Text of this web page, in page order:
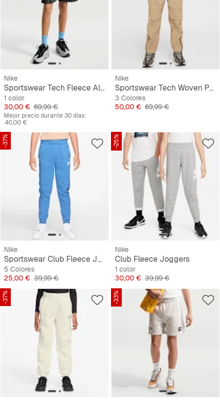
Nike
Sportswear Tech Fleece All Over Print Short
1 color
Precio
30,00 € Precio original
69,99 €
Mejor precio durante 30 días:
40,00 €
Nike
Sportswear Tech Woven Pants
3 Colores
Precio
50,00 € Precio original
69,99 €
-37%
Nike
Sportswear Club Fleece Joggers
5 Colores
Precio
25,00 € Precio original
39,99 €
-25%
Nike
Club Fleece Joggers
1 color
Precio
30,00 € Precio original
39,99 €
-37% -33%